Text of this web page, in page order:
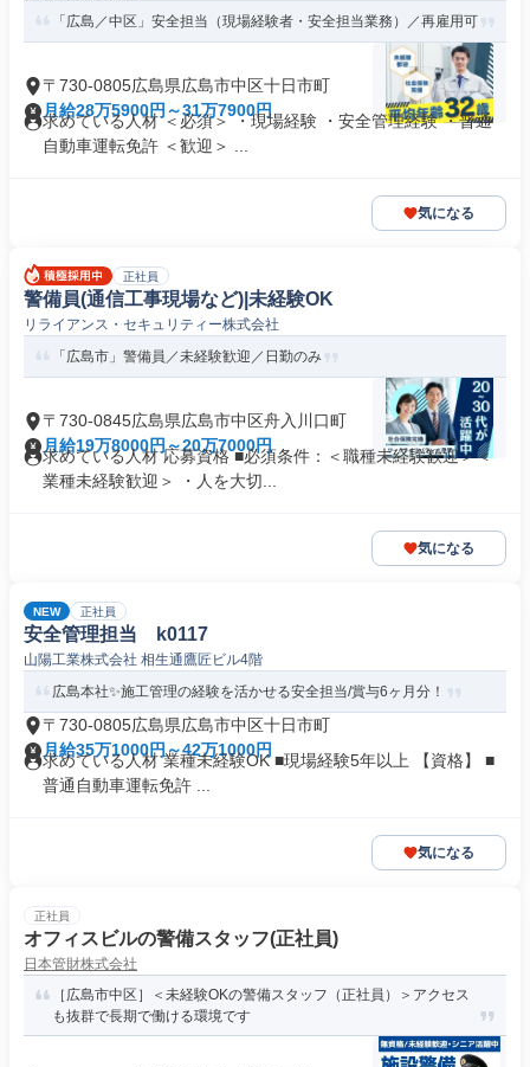
「広島／中区」安全担当（現場経験者・安全担当業務）／再雇用可
〒730-0805広島県広島市中区十日市町
月給28万5900円～31万7900円
求めている人材 ＜必須＞ ・現場経験 ・安全管理経験 ・普通
自動車運転免許 ＜歓迎＞ ...
気になる
正社員
警備員(通信工事現場など)|未経験OK
リライアンス・セキュリティー株式会社
「広島市」警備員／未経験歓迎／日勤のみ
〒730-0845広島県広島市中区舟入川口町
月給19万8000円～20万7000円
求めている人材 応募資格 ■必須条件：＜職種未経験歓迎＞＜
業種未経験歓迎＞ ・人を大切...
気になる
NEW 正社員
安全管理担当 k0117
山陽工業株式会社 相生通鷹匠ビル4階
広島本社✨施工管理の経験を活かせる安全担当/賞与6ヶ月分！
〒730-0805広島県広島市中区十日市町
月給35万1000円～42万1000円
求めている人材 業種未経験OK ■現場経験5年以上 【資格】 ■
普通自動車運転免許 ...
気になる
正社員
オフィスビルの警備スタッフ(正社員)
日本管財株式会社
［広島市中区］＜未経験OKの警備スタッフ（正社員）＞アクセス
も抜群で長期で働ける環境です